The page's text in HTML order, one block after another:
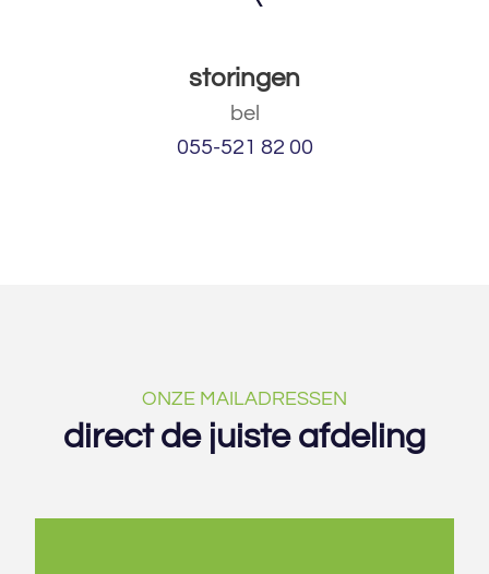
storingen
bel
055-521 82 00
ONZE MAILADRESSEN
direct de juiste afdeling